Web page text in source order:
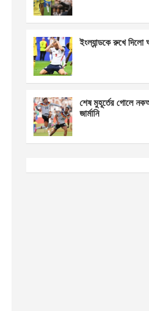
ইংল্যান্ডকে রুখে দিলো
শেষ মুহূর্তের গোলে
জার্মানি